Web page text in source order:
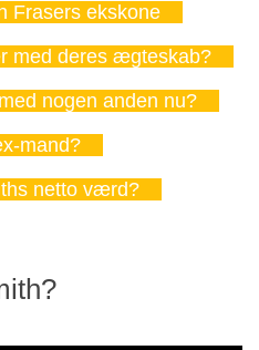
Frasers ekskone
med deres ægteskab?
nogen anden nu?
mand?
netto værd?